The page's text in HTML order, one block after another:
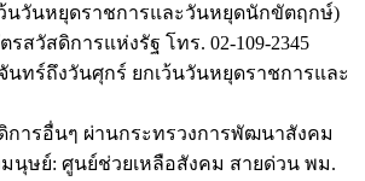
นวันหยุดราชการและวันหยุดนักขัตฤกษ์)
สวัสดิการแห่งรัฐ โทร. 02-109-2345
จันทร์ถึงวันศุกร์ ยกเว้นวันหยุดราชการและ
การอื่นๆ ผ่านกระทรวงการพัฒนาสังคม
นุษย์: ศูนย์ช่วยเหลือสังคม สายด่วน พม.